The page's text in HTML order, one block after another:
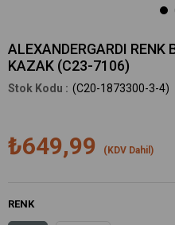
ALEXANDERGARDI RENK
KAZAK (C23-7106)
(C20-1873300-3-4)
₺649,99 (KDV Dahil)
RENK